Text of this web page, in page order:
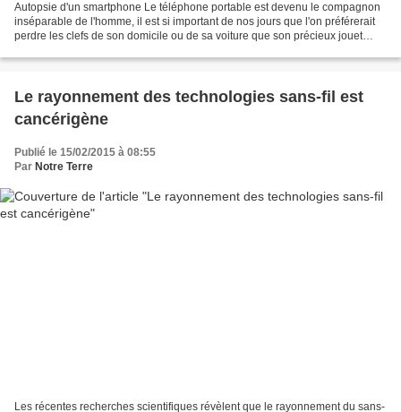
Autopsie d'un smartphone Le téléphone portable est devenu le compagnon
inséparable de l'homme, il est si important de nos jours que l'on préférerait
perdre les clefs de son domicile ou de sa voiture que son précieux jouet
Le rayonnement des technologies sans-fil est
cancérigène
Publié le 15/02/2015 à 08:55
Par Notre Terre
Les récentes recherches scientifiques révèlent que le rayonnement du sans-